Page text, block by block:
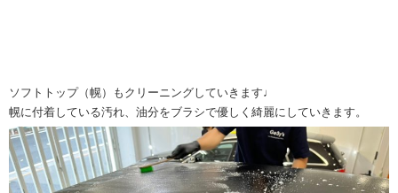
ソフトトップ（幌）もクリーニングしていきます♩
幌に付着している汚れ、油分をブラシで優しく綺麗にしていきます。